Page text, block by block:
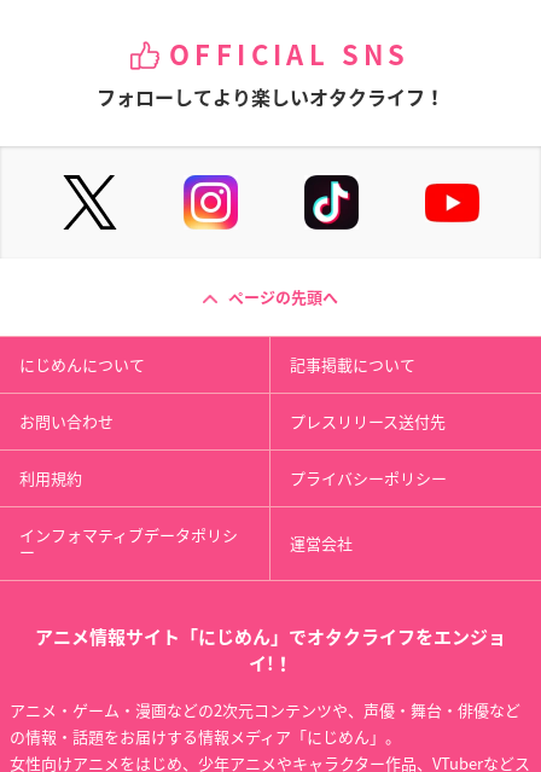
OFFICIAL SNS
フォローしてより楽しいオタクライフ！
ページの先頭へ
にじめんについて 記事掲載について
お問い合わせ プレスリリース送付先
利用規約 プライバシーポリシー
インフォマティブデータポリシ
ー 運営会社
アニメ情報サイト「にじめん」でオタクライフをエンジョ
イ!！
アニメ・ゲーム・漫画などの2次元コンテンツや、声優・舞台・俳優など
の情報・話題をお届けする情報メディア「にじめん」。
女性向けアニメをはじめ、少年アニメやキャラクター作品、VTuberなどス